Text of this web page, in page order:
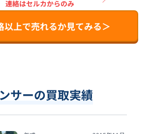
連絡はセルカからのみ
以上で売れるか見てみる＞
サーの買取実績